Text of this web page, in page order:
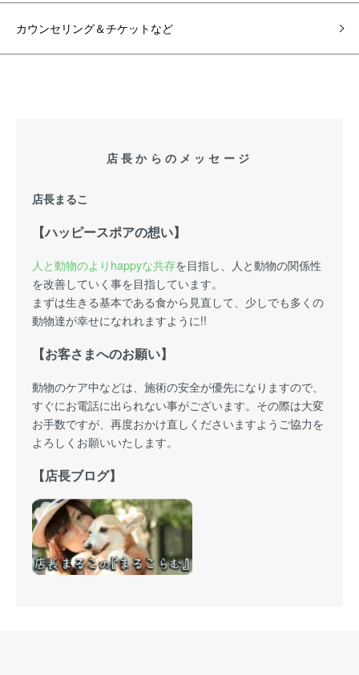
カウンセリング＆チケットなど
店長からのメッセージ
店長まるこ
【ハッピースポアの想い】
人と動物のよりhappyな共存を目指し、人と動物の関係性
を改善していく事を目指しています。
まずは生きる基本である食から見直して、少しでも多くの
動物達が幸せになれれますように!!
【お客さまへのお願い】
動物のケア中などは、施術の安全が優先になりますので、
すぐにお電話に出られない事がございます。その際は大変
お手数ですが、再度おかけ直しくださいますようご協力を
よろしくお願いいたします。
【店長ブログ】